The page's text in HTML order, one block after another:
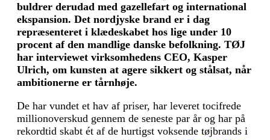
buldrer derudad med gazellefart og international
ekspansion. Det nordjyske brand er i dag
repræsenteret i klædeskabet hos lige under 10
procent af den mandlige danske befolkning. TØJ
har interviewet virksomhedens CEO, Kasper
Ulrich, om kunsten at agere sikkert og stålsat, når
ambitionerne er tårnhøje.
De har vundet et hav af priser, har leveret tocifrede
millionoverskud gennem de seneste par år og har på
rekordtid skabt ét af de hurtigst voksende tøjbrands i